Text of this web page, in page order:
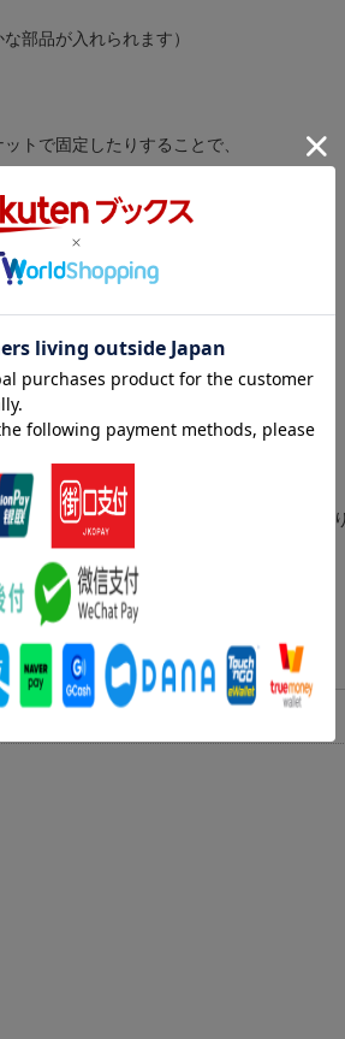
部品が入れられます）
トで固定したりすることで、
ドラゴン、さまざまなドラゴン、
置を調整したりすることで、
まとめれば、
、ソフトアルミ板を使った部品を曲げた
れます。